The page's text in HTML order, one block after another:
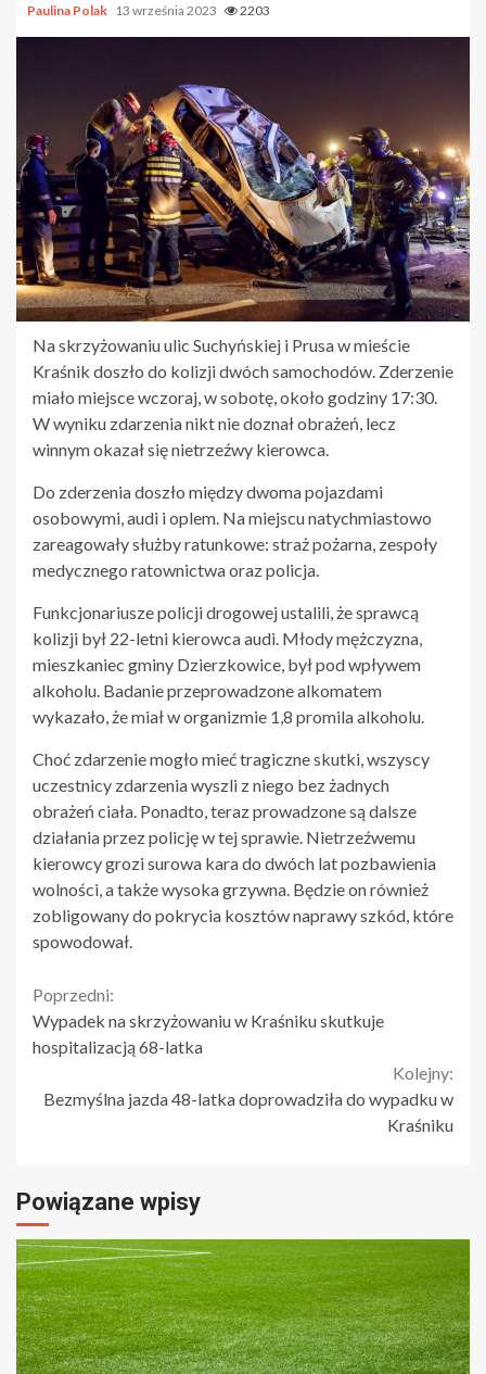
Paulina Polak 13 września 2023 2203
Na skrzyżowaniu ulic Suchyńskiej i Prusa w mieście
Kraśnik doszło do kolizji dwóch samochodów. Zderzenie
miało miejsce wczoraj, w sobotę, około godziny 17:30.
W wyniku zdarzenia nikt nie doznał obrażeń, lecz
winnym okazał się nietrzeźwy kierowca.
Do zderzenia doszło między dwoma pojazdami
osobowymi, audi i oplem. Na miejscu natychmiastowo
zareagowały służby ratunkowe: straż pożarna, zespoły
medycznego ratownictwa oraz policja.
Funkcjonariusze policji drogowej ustalili, że sprawcą
kolizji był 22-letni kierowca audi. Młody mężczyzna,
mieszkaniec gminy Dzierzkowice, był pod wpływem
alkoholu. Badanie przeprowadzone alkomatem
wykazało, że miał w organizmie 1,8 promila alkoholu.
Choć zdarzenie mogło mieć tragiczne skutki, wszyscy
uczestnicy zdarzenia wyszli z niego bez żadnych
obrażeń ciała. Ponadto, teraz prowadzone są dalsze
działania przez policję w tej sprawie. Nietrzeźwemu
kierowcy grozi surowa kara do dwóch lat pozbawienia
wolności, a także wysoka grzywna. Będzie on również
zobligowany do pokrycia kosztów naprawy szkód, które
spowodował.
Continue
Reading
Poprzedni:
Wypadek na skrzyżowaniu w Kraśniku skutkuje
hospitalizacją 68-latka
Kolejny:
Bezmyślna jazda 48-latka doprowadziła do wypadku w
Kraśniku
Powiązane wpisy